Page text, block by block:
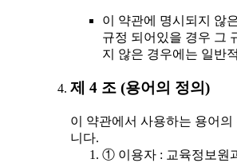
이 약관에 명시되지 않
규정 되어있을 경우 그
지 않은 경우에는 일반
제 4 조 (용어의 정의)
이 약관에서 사용하는 용어
니다.
① 이용자 : 교육정보원